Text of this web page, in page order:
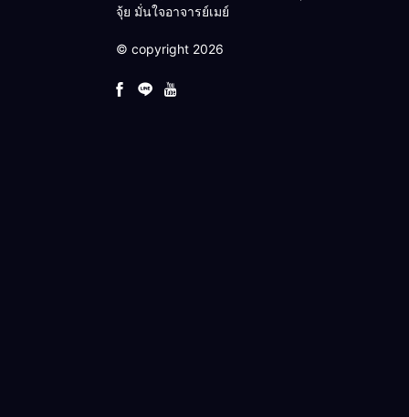
จุ้ย มั่นใจอาจารย์เมย์
© copyright 2026